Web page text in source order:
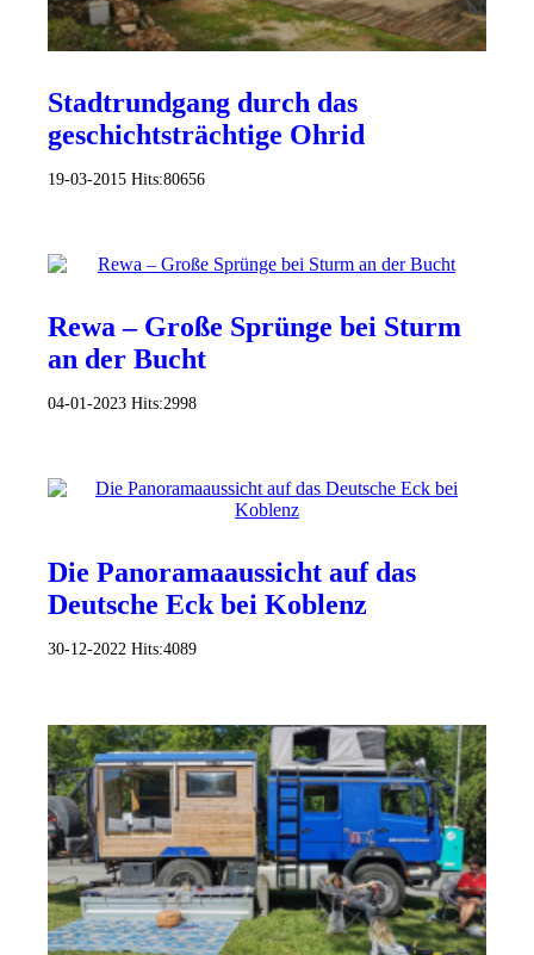
Stadtrundgang durch das
geschichtsträchtige Ohrid
19-03-2015 Hits:80656
Rewa – Große Sprünge bei Sturm
an der Bucht
04-01-2023 Hits:2998
Die Panoramaaussicht auf das
Deutsche Eck bei Koblenz
30-12-2022 Hits:4089